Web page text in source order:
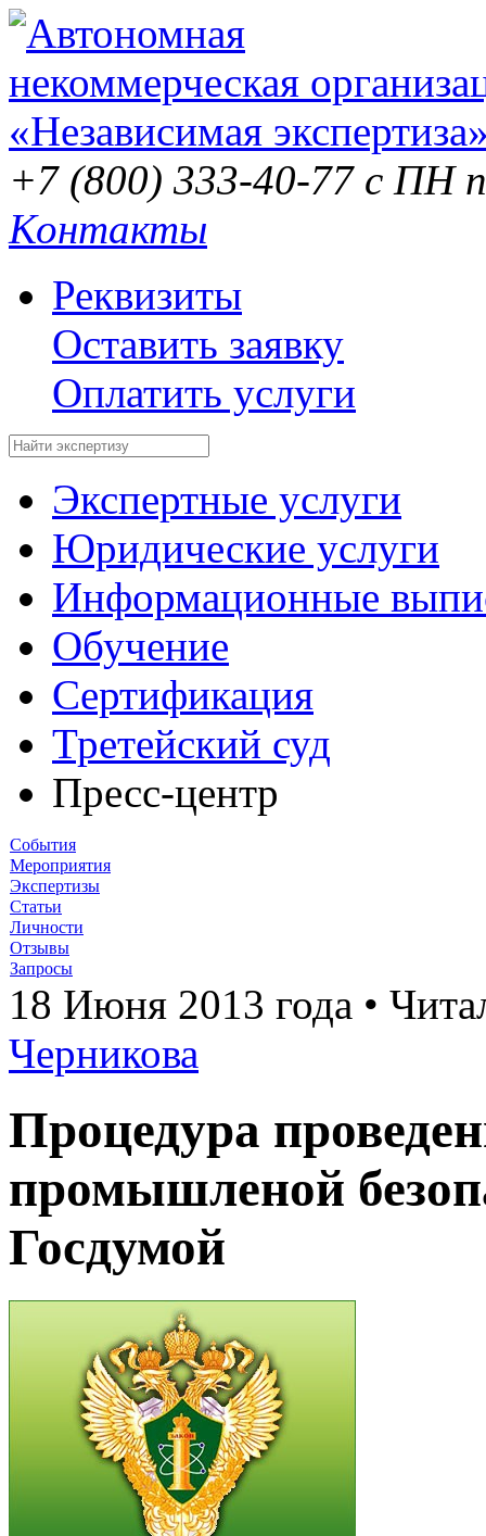
+7 (800) 333-40-77 с ПН
Контакты
Реквизиты
Оставить заявку
Оплатить услуги
Экспертные услуги
Юридические услуги
Информационные
Обучение
Сертификация
Третейский суд
Пресс-центр
События
Мероприятия
Экспертизы
Статьи
Личности
Отзывы
Запросы
18 Июня 2013 года •
Черникова
Процедура
промышленой
Госдумой